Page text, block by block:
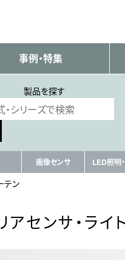
事例・特集
製品を探す
画像センサ LED照明
テン
アセンサ・ライ